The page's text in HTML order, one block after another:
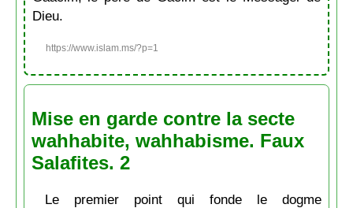
Dieu.
https://www.islam.ms/?p=1
Mise en garde contre la secte
wahhabite, wahhabisme. Faux
Salafites. 2
Le premier point qui fonde le dogme